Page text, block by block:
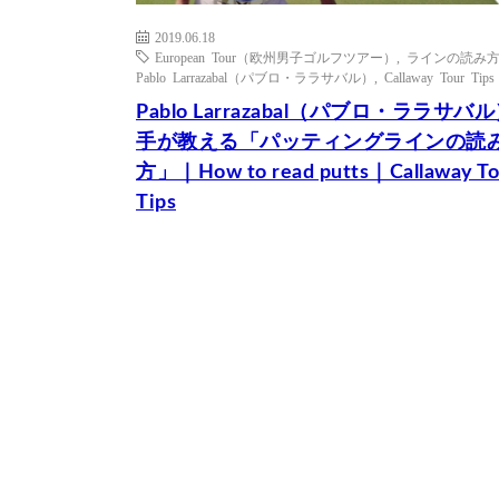
2019.06.18
European Tour（欧州男子ゴルフツアー）
ラインの読み方
Pablo Larrazabal（パブロ・ララサバル）
Callaway Tour Tips
Pablo Larrazabal（パブロ・ララサバ
手が教える「パッティングラインの読
方」｜How to read putts｜Callaway
Tips